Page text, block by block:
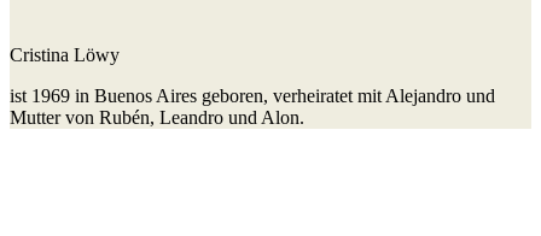
Cristina Löwy
ist 1969 in Buenos Aires geboren, verheiratet mit Alejandro und
Mutter von Rubén, Leandro und Alon.